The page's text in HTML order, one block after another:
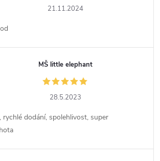
21.11.2024
MŠ little elephant
28.5.2023
rychlé dodání, spolehlivost, super